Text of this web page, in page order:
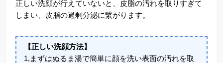
正しい洗顔が行えていないと、皮脂の汚れを取りすぎて
しまい、皮脂の過剰分泌に繋がります。
【正しい洗顔方法】
1,まずはぬるま湯で簡単に顔を洗い表面の汚れを取